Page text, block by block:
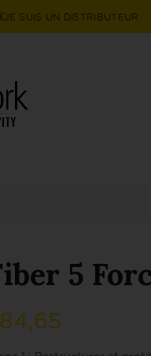
JE SUIS UN DISTRIBUTEUR
5
84,65